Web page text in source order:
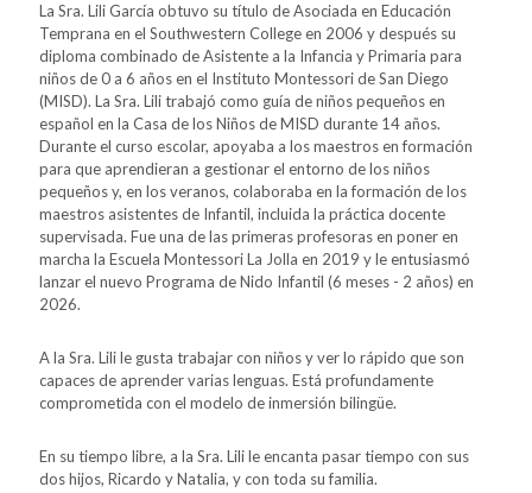
La Sra. Lili García obtuvo su título de Asociada en Educación
Temprana en el Southwestern College en 2006 y después su
diploma combinado de Asistente a la Infancia y Primaria para
niños de 0 a 6 años en el Instituto Montessori de San Diego
(MISD). La Sra. Lili trabajó como guía de niños pequeños en
español en la Casa de los Niños de MISD durante 14 años.
Durante el curso escolar, apoyaba a los maestros en formación
para que aprendieran a gestionar el entorno de los niños
pequeños y, en los veranos, colaboraba en la formación de los
maestros asistentes de Infantil, incluida la práctica docente
supervisada. Fue una de las primeras profesoras en poner en
marcha la Escuela Montessori La Jolla en 2019 y le entusiasmó
lanzar el nuevo Programa de Nido Infantil (6 meses - 2 años) en
2026.
A la Sra. Lili le gusta trabajar con niños y ver lo rápido que son
capaces de aprender varias lenguas. Está profundamente
comprometida con el modelo de inmersión bilingüe.
En su tiempo libre, a la Sra. Lili le encanta pasar tiempo con sus
dos hijos, Ricardo y Natalia, y con toda su familia.